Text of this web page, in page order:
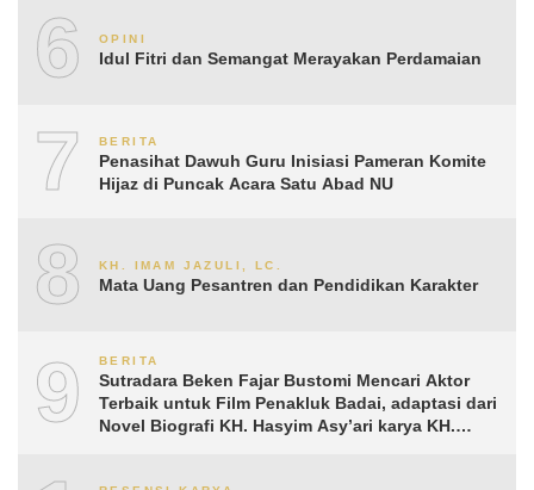
6 OPINI
Idul Fitri dan Semangat Merayakan Perdamaian
7 BERITA
Penasihat Dawuh Guru Inisiasi Pameran Komite
Hijaz di Puncak Acara Satu Abad NU
8 KH. IMAM JAZULI, LC.
Mata Uang Pesantren dan Pendidikan Karakter
9 BERITA
Sutradara Beken Fajar Bustomi Mencari Aktor
Terbaik untuk Film Penakluk Badai, adaptasi dari
Novel Biografi KH. Hasyim Asy’ari karya KH.